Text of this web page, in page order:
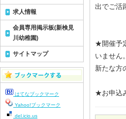
出でご活
★開催予
いません。
新たな方
★お申込
求人情報
会員専用掲示板(新検見
川幼稚園)
サイトマップ
はてなブックマーク
Yahoo!ブックマーク
del.icio.us